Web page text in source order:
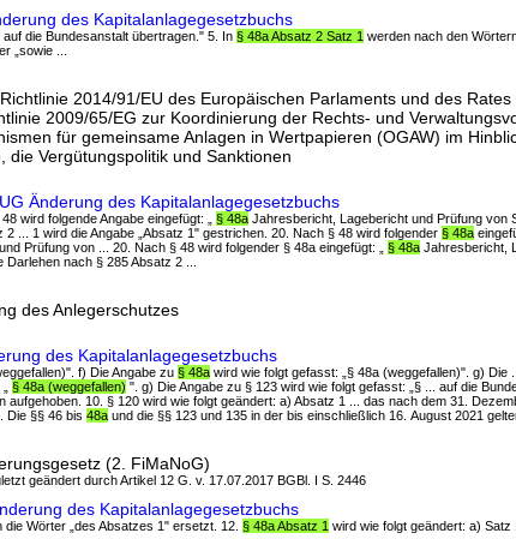
des Kapitalanlagegesetzbuchs
auf die Bundesanstalt übertragen." 5. In § 48a Absatz 2 Satz 1 werden nach den
„sowie ...
2014/91/EU des Europäischen Parlaments und des
2009/65/EG zur Koordinierung der Rechts- und
für gemeinsame Anlagen in Wertpapieren (OGAW) im
die Vergütungspolitik und Sanktionen
Änderung des Kapitalanlagegesetzbuchs
wird folgende Angabe eingefügt: „ § 48a Jahresbericht, Lagebericht und Prüfung von
2 ... 1 wird die Angabe „Absatz 1" gestrichen. 20. Nach § 48 wird folgender § 48a
Prüfung von ... 20. Nach § 48 wird folgender § 48a eingefügt: „ § 48a Jahresbericht,
nach § 285 Absatz 2 ...
des Anlegerschutzes
des Kapitalanlagegesetzbuchs
f) Die Angabe zu § 48a wird wie folgt gefasst: „§ 48a (weggefallen)". g) Die
§ 48a (weggefallen) ". g) Die Angabe zu § 123 wird wie folgt gefasst: „§ ... auf die
aufgehoben. 10. § 120 wird wie folgt geändert: a) Absatz 1 ... das nach dem 31.
Die §§ 46 bis 48a und die §§ 123 und 135 in der bis einschließlich 16. August 2021
(2. FiMaNoG)
geändert durch Artikel 12 G. v. 17.07.2017 BGBl. I S. 2446
des Kapitalanlagegesetzbuchs
die Wörter „des Absatzes 1" ersetzt. 12. § 48a Absatz 1 wird wie folgt geändert: a) Satz